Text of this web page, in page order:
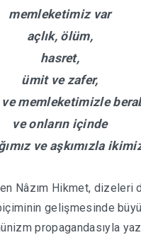
memleketimiz var
açlık, ölüm,
hasret,
ümit ve zafer,
memleketimizle
ve onların içinde
ve aşkımızla
Nâzım Hikmet, dizeleri
gelişmesinde
propagandasıyla